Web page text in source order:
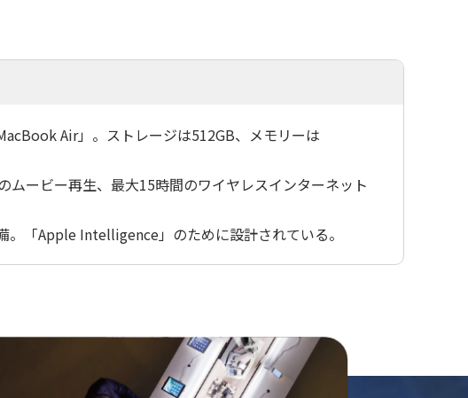
Air」。ストレージは512GB、メモリーは
ービー再生、最大15時間のワイヤレスインターネット
「Apple Intelligence」のために設計されている。